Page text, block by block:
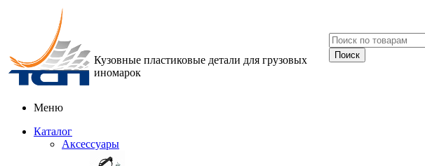
Кузовные пластиковые детали для грузовых
иномарок
Меню
Каталог
Аксессуары